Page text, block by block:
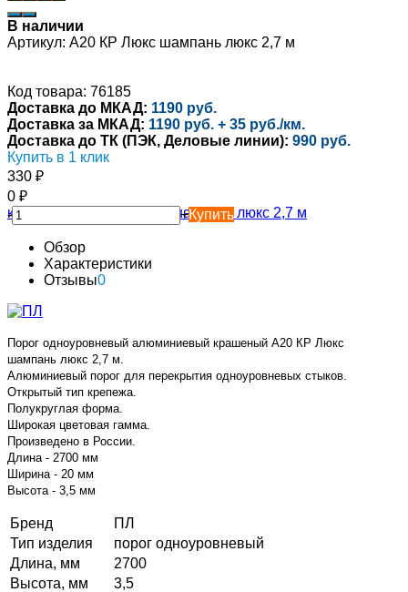
В наличии
Артикул: А20 КР Люкс шампань люкс 2,7 м
Код товара: 76185
Доставка до МКАД: 1190 руб.
Доставка за МКАД: 1190 руб. + 35 руб./км.
Доставка до ТК (ПЭК, Деловые линии): 990 руб.
Купить в 1 клик
330 ₽
0 ₽
-
+Купить
Обзор
Характеристики
Отзывы0
Порог одноуровневый алюминиевый крашеный А20 КР Люкс
шампань люкс 2,7 м.
Алюминиевый порог для перекрытия одноуровневых стыков.
Открытый тип крепежа.
Полукруглая форма.
Широкая цветовая гамма.
Произведено в России.
Длина - 2700 мм
Ширина - 20 мм
Высота - 3,5 мм
Бренд
ПЛ
Тип изделия
порог одноуровневый
Длина, мм
2700
Высота, мм
3,5